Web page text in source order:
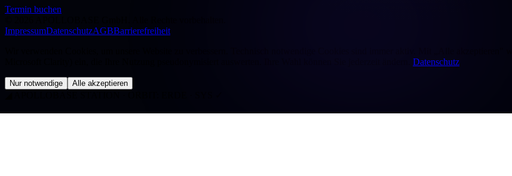
Termin buchen
ImpressumDatenschutzAGBBarrierefreiheit
Datenschutz
Nur notwendige Alle akzeptieren